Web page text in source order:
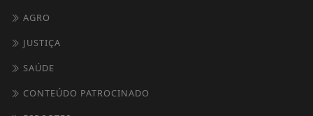
AGRO
JUSTIÇA
SAÚDE
CONTEÚDO PATROCINADO